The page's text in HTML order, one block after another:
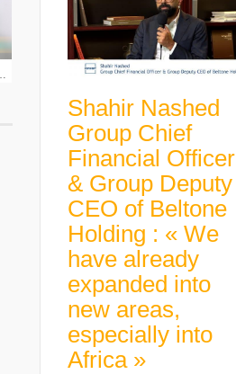
Shahir Nashed
Group Chief
Financial Officer
& Group Deputy
CEO of Beltone
Holding : « We
have already
expanded into
new areas,
especially into
Africa »